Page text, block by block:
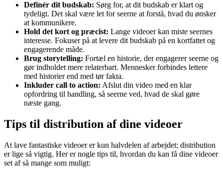
Definér dit budskab: Sørg for, at dit budskab er klart og
tydeligt. Det skal være let for seerne at forstå, hvad du ønsker
at kommunikere.
Hold det kort og præcist: Lange videoer kan miste seernes
interesse. Fokuser på at levere dit budskab på en kortfattet og
engagerende måde.
Brug storytelling: Fortæl en historie, der engagerer seerne og
gør indholdet mere relaterbart. Mennesker forbindes lettere
med historier end med tør fakta.
Inkluder call to action: Afslut din video med en klar
opfordring til handling, så seerne ved, hvad de skal gøre
næste gang.
Tips til distribution af dine videoer
At lave fantastiske videoer er kun halvdelen af arbejdet; distribution
er lige så vigtig. Her er nogle tips til, hvordan du kan få dine videoer
set af så mange som muligt: